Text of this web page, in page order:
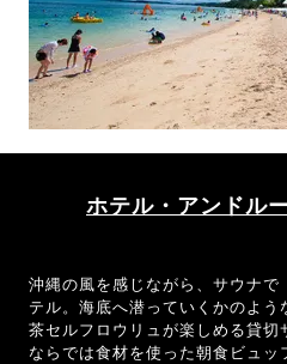
ホテル・アンドル
沖縄の風を感じながら、サウナで
テル。海底へ潜っていくかのよう
茶セルフロウリュが楽しめる貸
ならでは食材を使った朝食ビュッ